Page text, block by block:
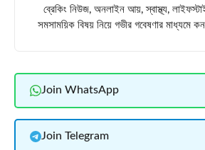
ব্রেকিং নিউজ, অনলাইন আয়, স্বাস্থ্য,
সমসাময়িক বিষয় নিয়ে গভীর গবেষণার মাধ্যমে
Join WhatsApp
Join Telegram